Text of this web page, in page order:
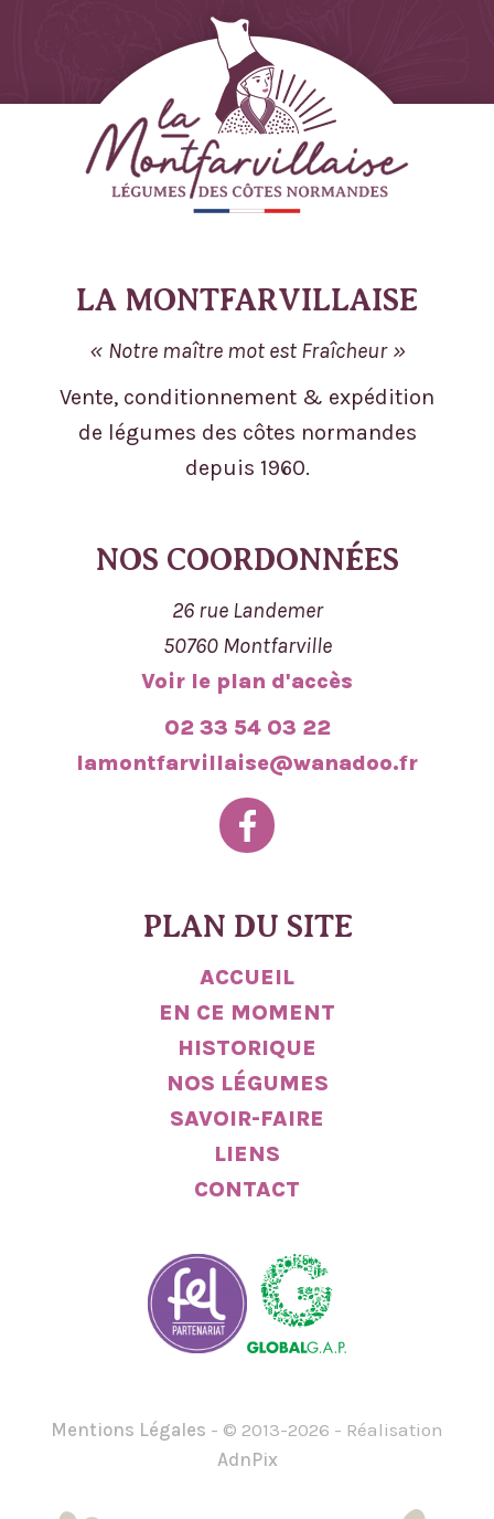
LA MONTFARVILLAISE
Notre maître mot est Fraîcheur
Vente, conditionnement & expédition
de légumes des côtes normandes
depuis 1960.
NOS COORDONNÉES
26 rue Landemer
50760 Montfarville
Voir le plan d'accès
02 33 54 03 22
lamontfarvillaise@wanadoo.fr
PLAN DU SITE
ACCUEIL
EN CE MOMENT
HISTORIQUE
NOS LÉGUMES
SAVOIR-FAIRE
LIENS
CONTACT
Mentions Légales - © 2013-2026 - Réalisation
AdnPix